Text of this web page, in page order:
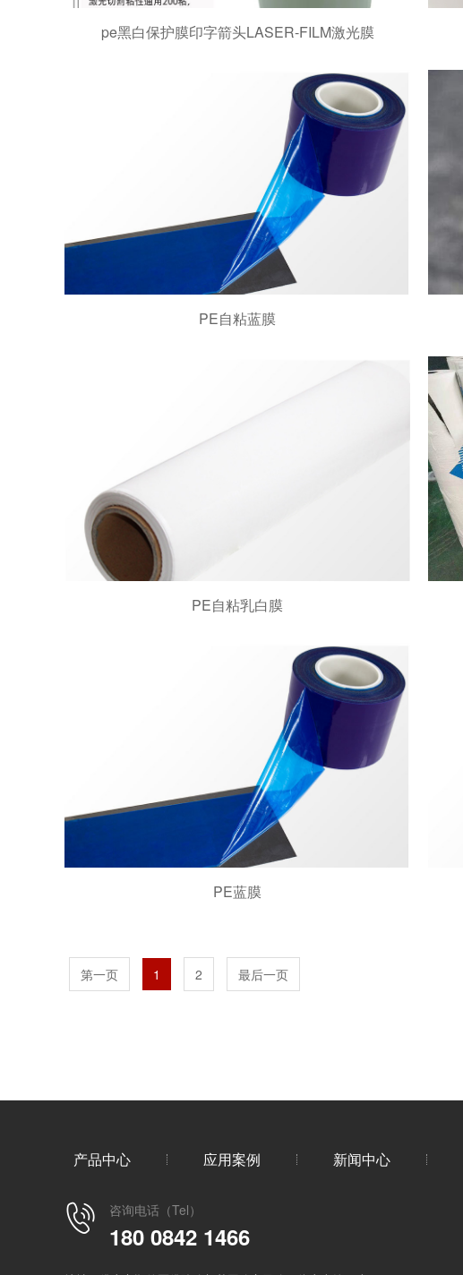
pe黑白保护膜印字箭头LASER-FILM激光膜
PE自粘蓝膜
PE自粘乳白膜
PE蓝膜
第一页 1 2 最后一页
产品中心 应用案例 新闻中心
咨询电话（Tel）
180 0842 1466